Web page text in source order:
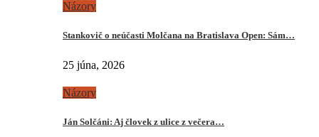
Názory
Stankovič o neúčasti Molčana na Bratislava Open: Sám…
25 júna, 2026
Názory
Ján Solčáni: Aj človek z ulice z večera…